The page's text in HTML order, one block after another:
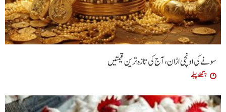
سونے کی اونچی اڑان، آج کی تازہ ترین قیمتیں
7 گھنٹے پہلے